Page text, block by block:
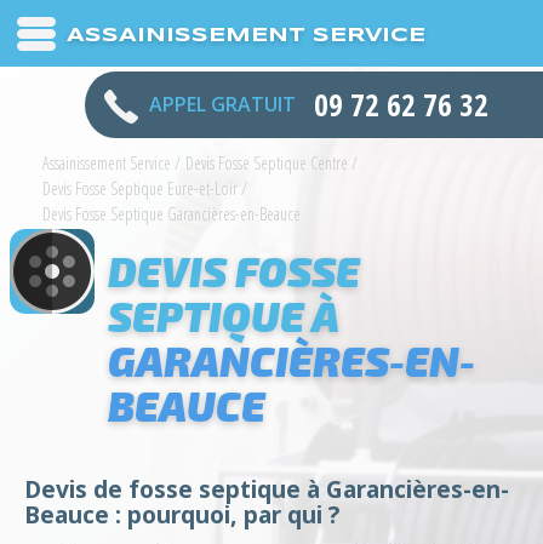
ASSAINISSEMENT SERVICE
APPEL GRATUIT 09 72 62 76 32
Assainissement Service / Devis Fosse Septique Centre /
Devis Fosse Septique Eure-et-Loir/
Devis Fosse Septique Garancières-en-Beauce
DEVIS FOSSE
SEPTIQUE À
GARANCIÈRES-EN-
BEAUCE
Devis de fosse septique à Garancières-en-
Beauce : pourquoi, par qui ?